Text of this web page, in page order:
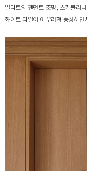
빌라트의 펜던트 조명, 스카볼리
화이트 타일이 어우러져 풍성하